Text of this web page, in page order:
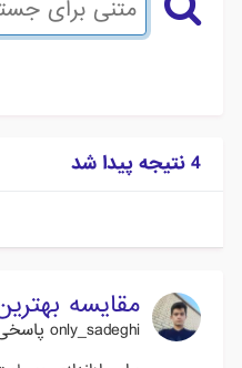
4 نتیجه پیدا شد
مقایسه
only_sadeghi